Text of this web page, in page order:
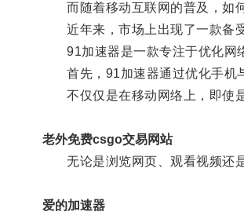
而随着移动互联网的普及，如何
近年来，市场上出现了一款备
91加速器是一款专注于优化网络
首先，91加速器通过优化手机与
不仅仅是在移动网络上，即使是
老外免费csgo交易网站
无论是浏览网页、观看视频还是
爱的加速器